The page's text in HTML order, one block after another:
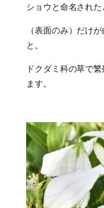
ショウと命名され
（表面のみ）だけ
と。
ドクダミ科の草で
ます。